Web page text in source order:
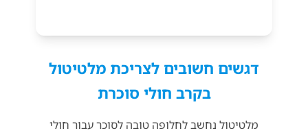
דגשים חשובים לצריכת מלטיטול
בקרב חולי סוכרת
מלטיטול נחשב לחלופה טובה לסוכר עבור חולי